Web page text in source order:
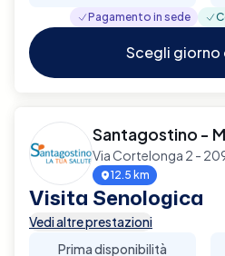
Pagamento in sede
Scegli giorno
Santagostino -
Via Cortelonga 2 -
12.5 km
Visita Senologica
Vedi altre prestazioni
Prima disponibilità